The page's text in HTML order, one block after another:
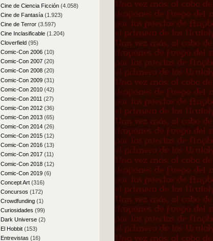
Cine de Ciencia Ficción(4.058)
Cine de Fantasía(1.923)
Cine de Terror(3.597)
Cine Inclasificable(1.204)
Cloverfield(95)
Comic-Con 2006(10)
Comic-Con 2007(20)
Comic-Con 2008(20)
Comic-Con 2009(31)
Comic-Con 2010(42)
Comic-Con 2011 (27)
Comic-Con 2012(36)
Comic-Con 2013(65)
Comic-Con 2014(26)
Comic-Con 2015(12)
Comic-Con 2016(13)
Comic-Con 2017(11)
Comic-Con 2018(12)
Comic-Con 2019(6)
Concept Art(316)
Concursos (172)
Crowdfunding(1)
Curiosidades (99)
Dark Universe(2)
El Hobbit(153)
Entrevistas (16)